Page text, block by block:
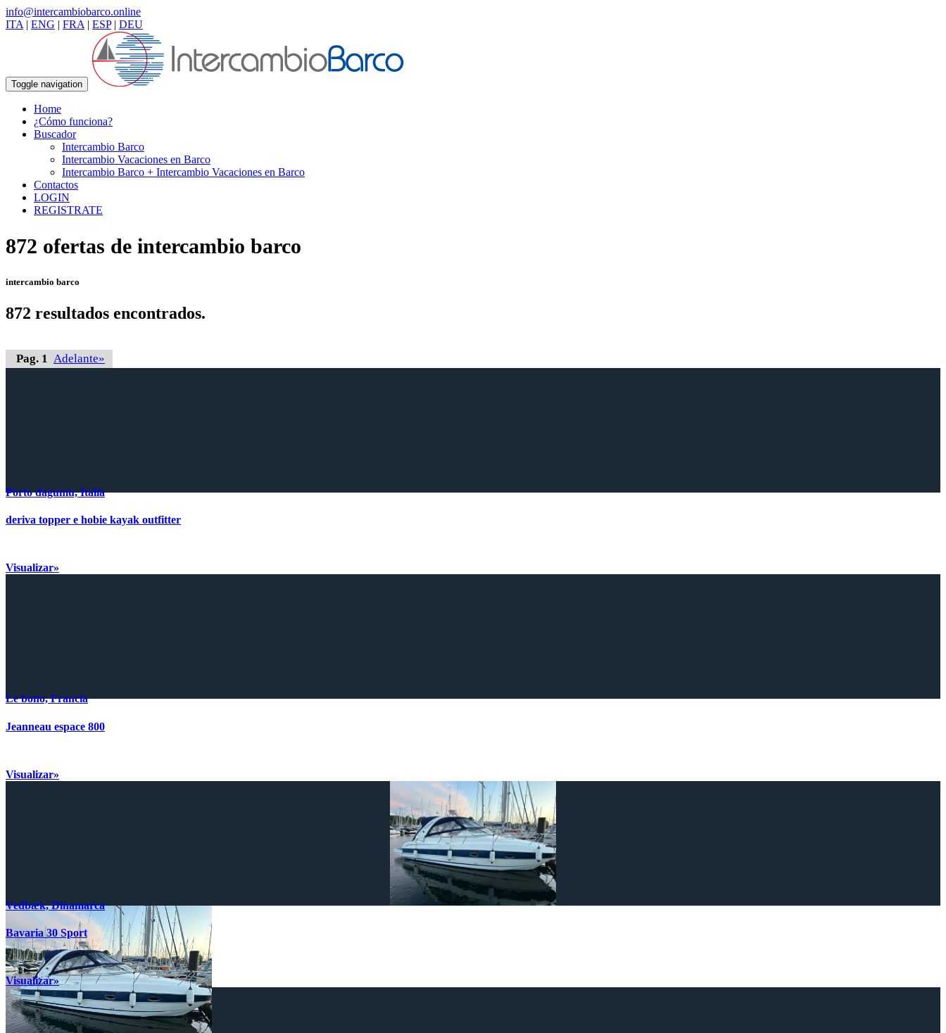
info@intercambiobarco.online
ITA | ENG | FRA | ESP| DEU
Toggle navigation
Home
¿Cómo funciona?
Buscador
Intercambio Barco
Intercambio Vacaciones en Barco
Intercambio Barco + Intercambio Vacaciones en Barco
Contactos
LOGIN
REGISTRATE
872 ofertas de intercambio barco
intercambio barco
872 resultados encontrados.
Pag. 1 Adelante»
Porto dagumu, Italia
deriva topper e hobie kayak outfitter
Visualizar»
Le bono, Francia
Jeanneau espace 800
Visualizar»
Vedbæk, Dinamarca
Bavaria 30 Sport
Visualizar»